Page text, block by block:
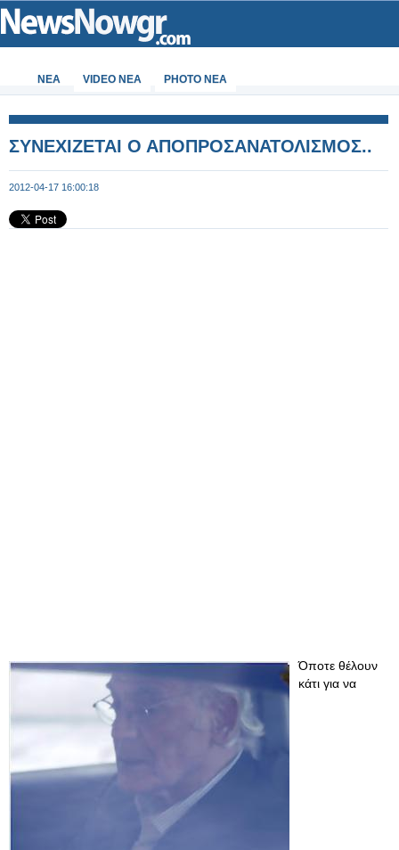
ΝΕΑ VIDEO NEA PHOTO NEA
ΣΥΝΕΧΙΖΕΤΑΙ Ο ΑΠΟΠΡΟΣΑΝΑΤΟΛΙΣΜΟΣ..
2012-04-17 16:00:18
Όποτε θέλουν
κάτι για να